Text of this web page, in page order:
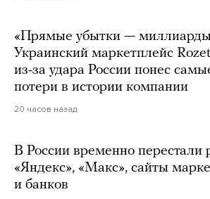
«Прямые убытки — миллиарды
Украинский маркетплейс
из-за удара России понес
потери в истории компании
20 часов назад
В России временно перестали
«Яндекс», «Макс», сайты
и банков